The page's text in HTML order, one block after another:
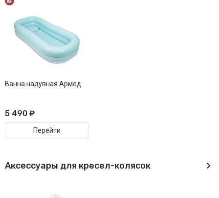
Ванна надувная Армед
5 490 ₽
Перейти
Аксессуары для кресел-колясок